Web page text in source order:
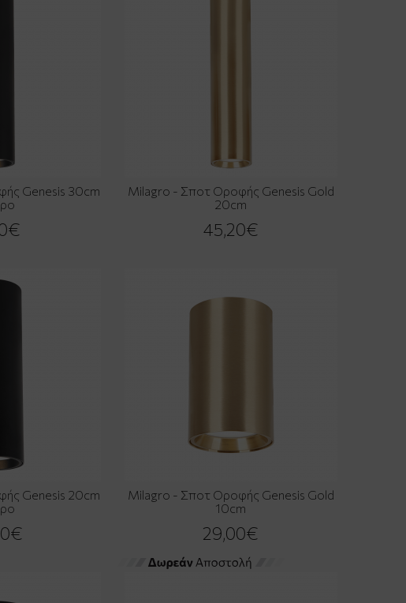
Genesis 30cm
Milagro - Σποτ Οροφής Genesis Gold
20cm
45,20€
Genesis 20cm
Milagro - Σποτ Οροφής Genesis Gold
10cm
29,00€